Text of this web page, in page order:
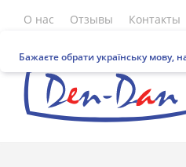
О нас Отзывы Контакты
Бажаєте обрати українську мову,